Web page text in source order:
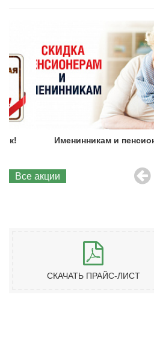
Именинникам и пенсионерам!
Все акции
СКАЧАТЬ ПРАЙС-ЛИСТ